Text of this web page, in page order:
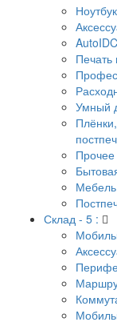
Печать
Умный
Прочее
Мебель
Склад - 5 :